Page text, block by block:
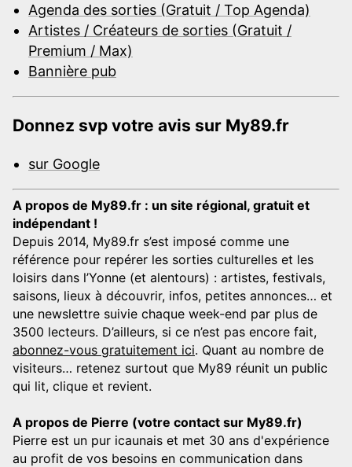
Agenda des sorties (Gratuit / Top Agenda)
Artistes / Créateurs de sorties (Gratuit /
Premium / Max)
Bannière pub
Donnez svp votre avis sur My89.fr
sur Google
A propos de My89.fr : un site régional, gratuit et
indépendant !
Depuis 2014, My89.fr s’est imposé comme une
référence pour repérer les sorties culturelles et les
loisirs dans l’Yonne (et alentours) : artistes, festivals,
saisons, lieux à découvrir, infos, petites annonces… et
une newslettre suivie chaque week-end par plus de
3500 lecteurs. D’ailleurs, si ce n’est pas encore fait,
abonnez-vous gratuitement ici. Quant au nombre de
visiteurs… retenez surtout que My89 réunit un public
qui lit, clique et revient.
A propos de Pierre (votre contact sur My89.fr)
Pierre est un pur icaunais et met 30 ans d'expérience
au profit de vos besoins en communication dans